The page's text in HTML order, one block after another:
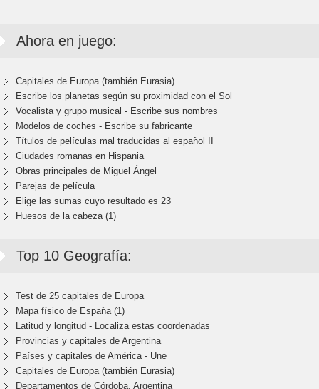
Ahora en juego:
Capitales de Europa (también Eurasia)
Escribe los planetas según su proximidad con el Sol
Vocalista y grupo musical - Escribe sus nombres
Modelos de coches - Escribe su fabricante
Títulos de películas mal traducidas al español II
Ciudades romanas en Hispania
Obras principales de Miguel Ángel
Parejas de película
Elige las sumas cuyo resultado es 23
Huesos de la cabeza (1)
Top 10 Geografía:
Test de 25 capitales de Europa
Mapa físico de España (1)
Latitud y longitud - Localiza estas coordenadas
Provincias y capitales de Argentina
Países y capitales de América - Une
Capitales de Europa (también Eurasia)
Departamentos de Córdoba, Argentina